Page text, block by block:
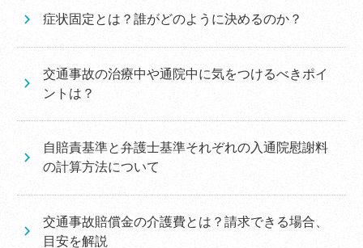
症状固定とは？誰がどのように決めるのか？
交通事故の治療中や通院中に気をつけるべきポイ
ントは？
自賠責基準と弁護士基準それぞれの入通院慰謝料
の計算方法について
交通事故賠償金の介護費とは？請求できる場合、
目安を解説